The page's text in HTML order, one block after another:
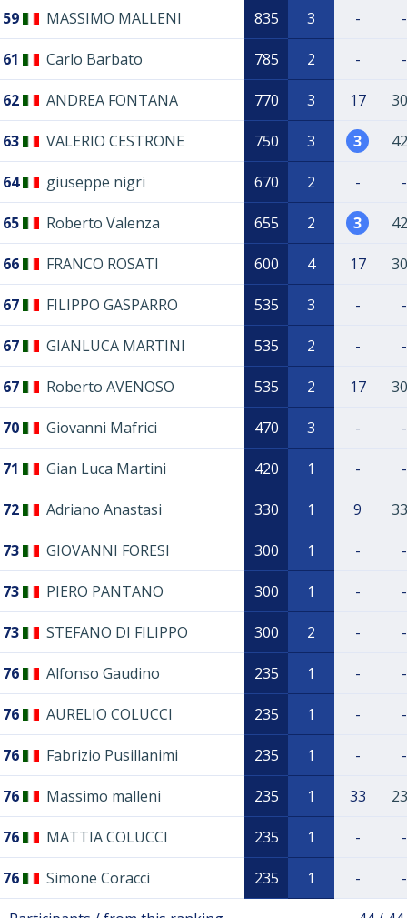
59 MASSIMO MALLENI 835 3 - -
61 Carlo Barbato 785 2 - -
62 ANDREA FONTANA 770 3 17
63 VALERIO CESTRONE 750 3 3
64 giuseppe nigri 670 2 - -
65 Roberto Valenza 655 2 3
66 FRANCO ROSATI 600 4 17
67 FILIPPO GASPARRO 535 3 - -
67 GIANLUCA MARTINI 535 2 - -
67 Roberto AVENOSO 535 2 17
70 Giovanni Mafrici 470 3 - -
71 Gian Luca Martini 420 1 - -
72 Adriano Anastasi 330 1 9
73 GIOVANNI FORESI 300 1 - -
73 PIERO PANTANO 300 1 - -
73 STEFANO DI FILIPPO 300 2 - -
76 Alfonso Gaudino 235 1 - -
76 AURELIO COLUCCI 235 1 - -
76 Fabrizio Pusillanimi 235 1 - -
76 Massimo malleni 235 1 33
76 MATTIA COLUCCI 235 1 - -
76 Simone Coracci 235 1 - -